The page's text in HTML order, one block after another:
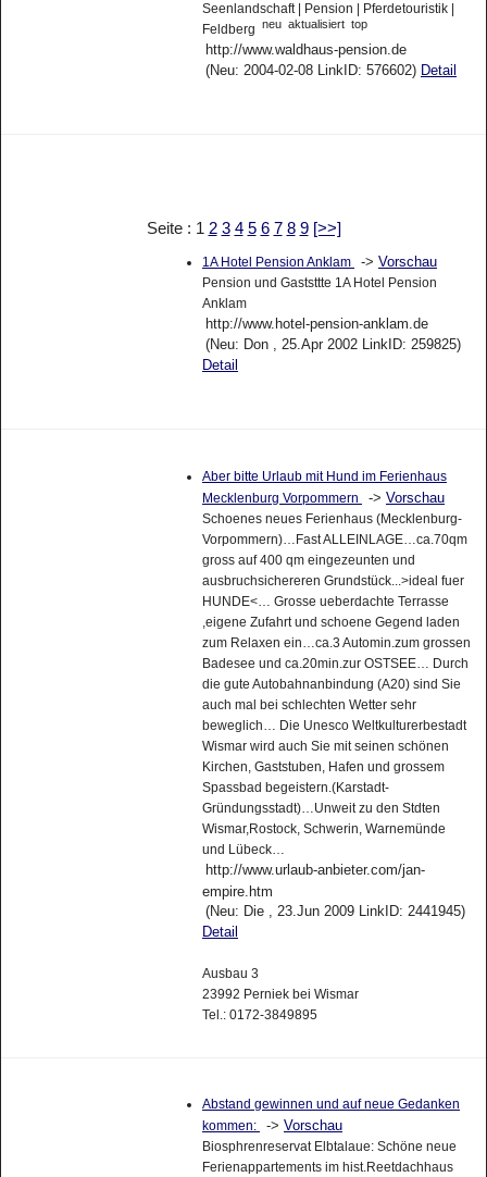
Seenlandschaft | Pension | Pferdetouristik |
Feldberg neu aktualisiert top
http://www.waldhaus-pension.de
(Neu: 2004-02-08 LinkID: 576602) Detail
Seite : 1 2 3 4 5 6 7 8 9 [>>]
1A Hotel Pension Anklam -> Vorschau
Pension und Gaststtte 1A Hotel Pension
Anklam
http://www.hotel-pension-anklam.de
(Neu: Don , 25.Apr 2002 LinkID: 259825)
Detail
Aber bitte Urlaub mit Hund im Ferienhaus
Mecklenburg Vorpommern
-> Vorschau
Schoenes neues Ferienhaus (Mecklenburg-
Vorpommern)…Fast ALLEINLAGE…ca.70qm
gross auf 400 qm eingezeunten und
ausbruchsichereren Grundstück...>ideal fuer
HUNDE<… Grosse ueberdachte Terrasse
,eigene Zufahrt und schoene Gegend laden
zum Relaxen ein…ca.3 Automin.zum grossen
Badesee und ca.20min.zur OSTSEE… Durch
die gute Autobahnanbindung (A20) sind Sie
auch mal bei schlechten Wetter sehr
beweglich… Die Unesco Weltkulturerbestadt
Wismar wird auch Sie mit seinen schönen
Kirchen, Gaststuben, Hafen und grossem
Spassbad begeistern.(Karstadt-
Gründungsstadt)…Unweit zu den Stdten
Wismar,Rostock, Schwerin, Warnemünde
und Lübeck…
http://www.urlaub-anbieter.com/jan-
empire.htm
(Neu: Die , 23.Jun 2009 LinkID: 2441945)
Detail
Ausbau 3
23992 Perniek bei Wismar
Tel.: 0172-3849895
Abstand gewinnen und auf neue Gedanken
kommen:
-> Vorschau
Biosphrenreservat Elbtalaue: Schöne neue
Ferienappartements im hist.Reetdachhaus